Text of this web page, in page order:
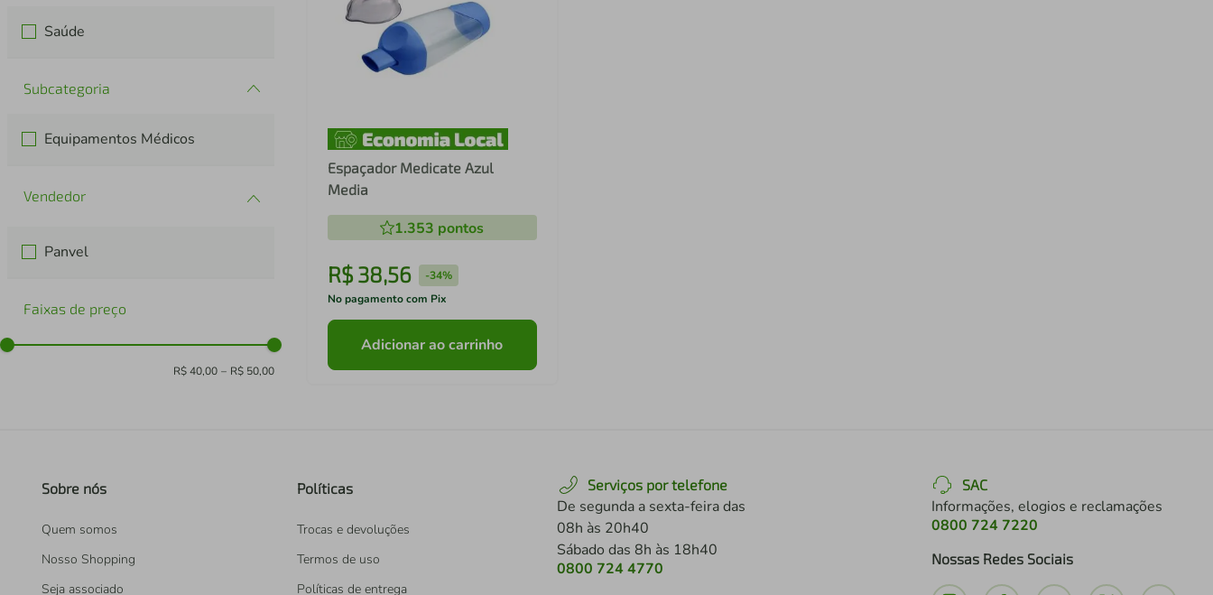
Saúde
Subcategoria
Equipamentos Médicos
Panvel
Faixas de preço
R$ 40,00 – R$ 50,00
Espaçador Medicate Azul
Media
1.353 pontos
R$ 38,56 -34%
No pagamento com Pix
Adicionar ao carrinho
Sobre nós
Quem somos
Nosso Shopping
Seja associado
Políticas
Trocas e devoluções
Termos de uso
Políticas de entrega
Serviços por telefone
De segunda a sexta-feira das
08h às 20h40
Sábado das 8h às 18h40
0800 724 4770
SAC
Informações, elogios e reclamações
0800 724 7220
Nossas Redes Sociais